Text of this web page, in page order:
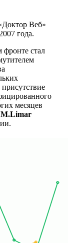
Веб»
года.
стал
месяцев